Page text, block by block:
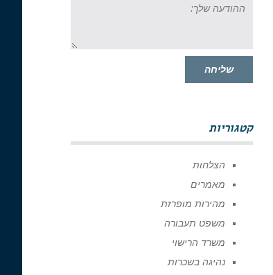
שלך:
שליחה
קטגוריות
הצלחות
מאמרים
מהירות מופרזת
משפט תעבורה
משרד הרישוי
נהיגה בשכרות